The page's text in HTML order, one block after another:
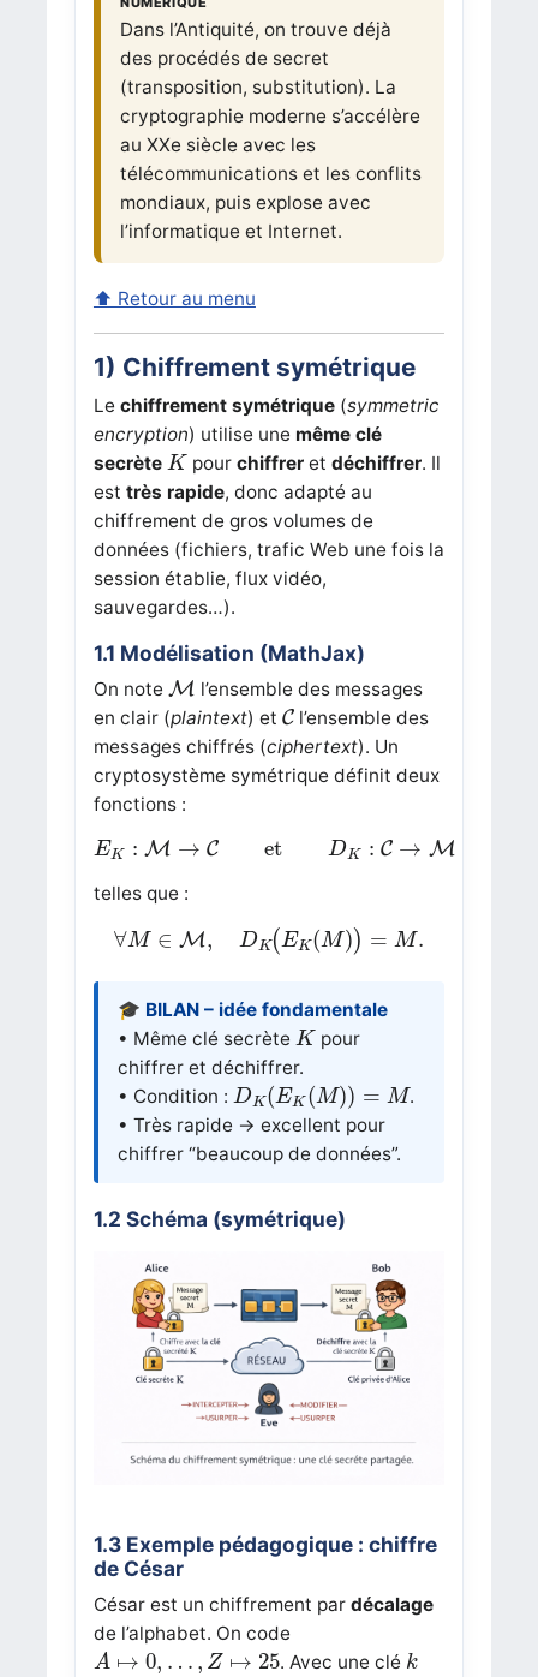
Dans l’Antiquité, on trouve déjà
des procédés de secret
(transposition, substitution). La
cryptographie moderne s’accélère
au XXe siècle avec les
télécommunications et les conflits
mondiaux, puis explose avec
l’informatique et Internet.
⬆ Retour au menu
1) Chiffrement symétrique
Le chiffrement symétrique(symmetric
encryption) utilise une même clé
secrète K
K pour chiffreret déchiffrer. Il
est très rapide, donc adapté au
chiffrement de gros volumes de
données (fichiers, trafic Web une fois la
session établie, flux vidéo,
sauvegardes…).
1.1 Modélisation (MathJax)
On note M
M l’ensemble des messages
en clair (plaintext) et C
C l’ensemble des
messages chiffrés (ciphertext). Un
cryptosystème symétrique définit deux
fonctions :
EK : M → C et DK : C → M
K M et C→
telles que :
∀M ∈ M, DK(EK (M)) = M.
∀ M∈ DK EK M))=
🎓 BILAN – idée fondamentale
• Même clé secrète K
K pour
chiffrer et déchiffrer.
• Condition : DK (EK (M)) = M
DK (EK M))=
.
• Très rapide → excellent pour
chiffrer “beaucoup de données”.
1.2 Schéma (symétrique)
1.3 Exemple pédagogique : chiffre
de César
César est un chiffrement par décalage
de l’alphabet. On code
A ↦ 0, … , Z ↦ 25
A 0 ,… 25 . Avec une clé k
k